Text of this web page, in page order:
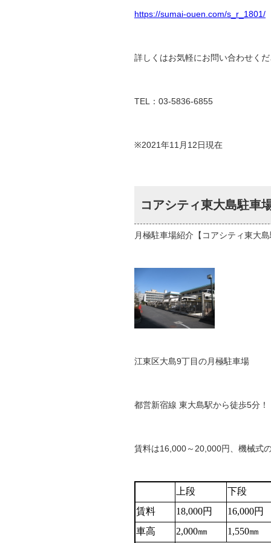
https://sumai-ouen.com/s_r_1801/
詳しくはお気軽にお問い合わせくだ
TEL：03-5836-6855
※2021年11月12日現在
コアシティ東大島駐車
月極駐車場紹介【コアシティ東大島
江東区大島9丁目の月極駐車場
都営新宿線 東大島駅から徒歩5分！
賃料は16,000～20,000円、機械式の
上段
下段
賃料
18,000円
16,000円
車高
2,000㎜ 1,550㎜